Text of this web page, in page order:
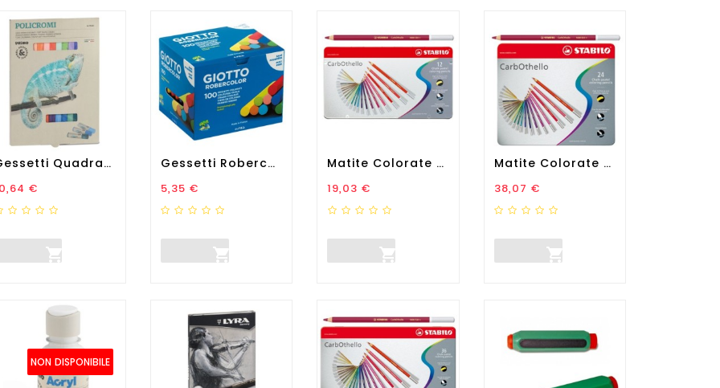
Gessetti Quadrati Policromi...
€

Gessetti Robercolor -...
Prezzo
5,35 €

Matite Colorate CarbOthello...
Prezzo
19,03 €

Matite Colorate CarbOthello...
Prezzo
38,07 €

NON DISPONIBILE